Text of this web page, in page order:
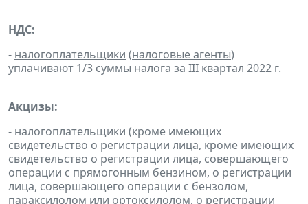
НДС:
- налогоплательщики (налоговые агенты)
уплачивают 1/3 суммы налога за III квартал 2022 г.
Акцизы:
- налогоплательщики (кроме имеющих
свидетельство о регистрации лица, кроме имеющих
свидетельство о регистрации лица, совершающего
операции с прямогонным бензином, о регистрации
лица, совершающего операции с бензолом,
параксилолом или ортоксилолом, о регистрации